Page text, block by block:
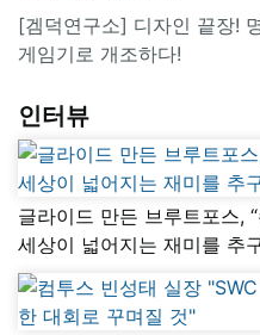
[겜덕연구소] 디자인 끝장!
게임기로 개조하다!
인터뷰
글라이드 만든 브루트포스,
세상이 넓어지는 재미를 추